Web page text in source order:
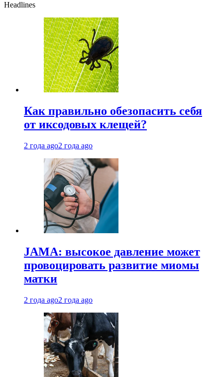
Headlines
Как правильно обезопасить себя
от иксодовых клещей?
2 года ago2 года ago
JAMA: высокое давление может
провоцировать развитие миомы
матки
2 года ago2 года ago